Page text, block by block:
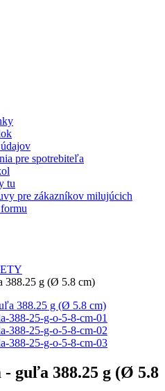
pre spotrebiteľa
tu
pre zákazníkov milujúcich
388.25 g (Ø 5.8 cm)
guľa 388.25 g (Ø 5.8